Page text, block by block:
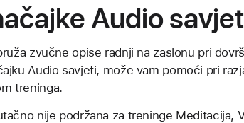
Audio
zvučne opise radnji na zaslonu pri
Audio savjeti, može vam pomoći pri
treninga.
nije podržana za treninge Meditacija,